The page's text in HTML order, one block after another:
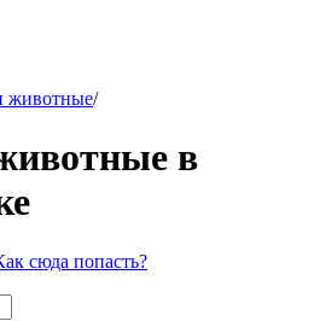
животные/
в
сюда попасть?